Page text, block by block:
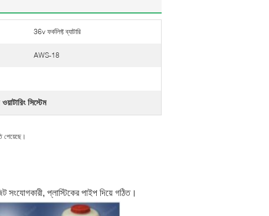
36v ফর্কলিফ্ট ব্যাটারি
AWS-18
সিস্টেম
পেয়েছে।
সংযোগকারী, প্লাস্টিকের পাইপ দিয়ে গঠিত।